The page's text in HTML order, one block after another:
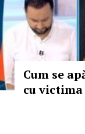
Cum se
cu